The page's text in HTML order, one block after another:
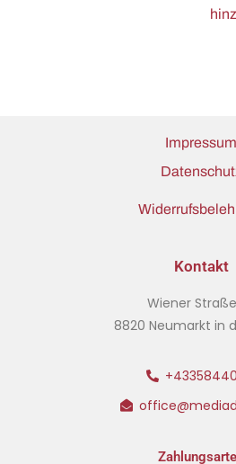
Impressum
Kontakt
Wiener
8820 Neumarkt in